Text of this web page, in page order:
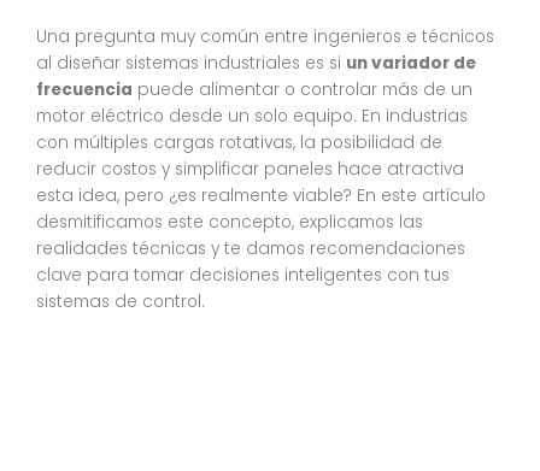
Una pregunta muy común entre ingenieros e técnicos
al diseñar sistemas industriales es si un variador de
frecuencia puede alimentar o controlar más de un
motor eléctrico desde un solo equipo. En industrias
con múltiples cargas rotativas, la posibilidad de
reducir costos y simplificar paneles hace atractiva
esta idea, pero ¿es realmente viable? En este artículo
desmitificamos este concepto, explicamos las
realidades técnicas y te damos recomendaciones
clave para tomar decisiones inteligentes con tus
sistemas de control.